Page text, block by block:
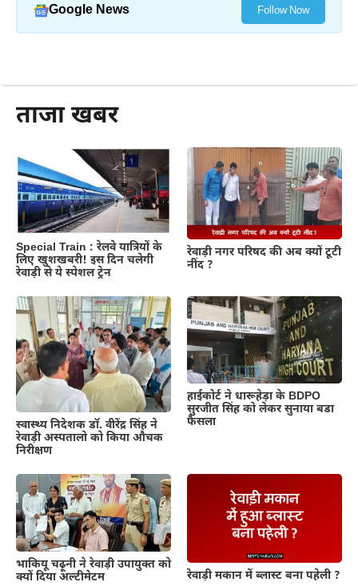
Google News Follow Now
ताजा खबर
Special Train : रेलवे यात्रियों के
लिए खुशखबरी! इस दिन चलेगी
रेवाड़ी से ये स्पेशल ट्रेन
रेवाड़ी नगर परिषद की अब क्यों टूटी
नींद ?
स्वास्थ्य निदेशक डॉ. वीरेंद्र सिंह ने
रेवाड़ी अस्पतालो को किया औचक
निरीक्षण
हाईकोर्ट ने धारूहेड़ा के BDPO
सुरजीत सिंह को लेकर सुनाया बडा
फैसला
भाकियू चढ़ूनी ने रेवाड़ी उपायुक्त को
क्यों दिया अल्टीमेटम
रेवाड़ी मकान में ब्लास्ट बना पहेली ?